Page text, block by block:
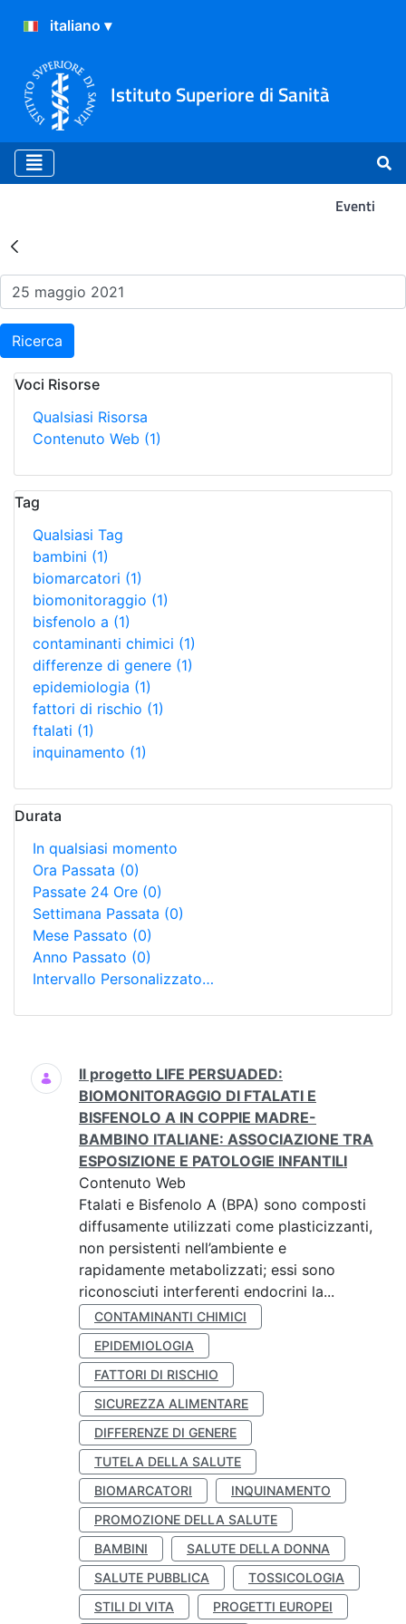
Istituto Superiore di Sanità
Eventi
Risultati della Ricerca -
Ricerca
Voci Risorse
Qualsiasi Risorsa
Contenuto Web (1)
Tag
Qualsiasi Tag
bambini (1)
biomarcatori (1)
biomonitoraggio (1)
bisfenolo a (1)
contaminanti chimici (1)
differenze di genere (1)
epidemiologia (1)
fattori di rischio (1)
ftalati (1)
inquinamento (1)
Durata
In qualsiasi momento
Ora Passata (0)
Passate 24 Ore (0)
Settimana Passata (0)
Mese Passato (0)
Anno Passato (0)
Intervallo Personalizzato…
Ricerca
Il progetto LIFE PERSUADED:
BIOMONITORAGGIO DI FTALATI E
BISFENOLO A IN COPPIE MADRE-
BAMBINO ITALIANE: ASSOCIAZIONE TRA
ESPOSIZIONE E PATOLOGIE INFANTILI
Contenuto Web
Ftalati e Bisfenolo A (BPA) sono composti
diffusamente utilizzati come plasticizzanti,
non persistenti nell’ambiente e
rapidamente metabolizzati; essi sono
riconosciuti interferenti endocrini la...
CONTAMINANTI CHIMICI
EPIDEMIOLOGIA
FATTORI DI RISCHIO
SICUREZZA ALIMENTARE
DIFFERENZE DI GENERE
TUTELA DELLA SALUTE
BIOMARCATORI
INQUINAMENTO
PROMOZIONE DELLA SALUTE
BAMBINI
SALUTE DELLA DONNA
SALUTE PUBBLICA
TOSSICOLOGIA
STILI DI VITA
PROGETTI EUROPEI